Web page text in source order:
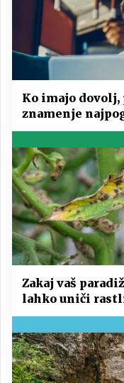
Ko imajo
znamenje
Zakaj vaš
lahko uniči